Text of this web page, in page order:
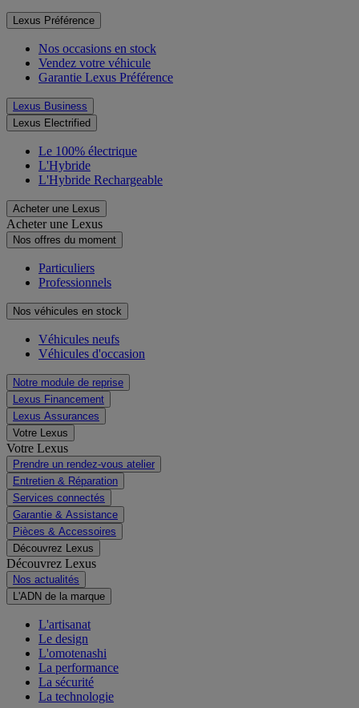
Lexus Préférence
Nos occasions en stock
Vendez votre véhicule
Garantie Lexus Préférence
Lexus Business
Lexus Electrified
Le 100% électrique
L'Hybride
L'Hybride Rechargeable
Acheter une Lexus
Acheter une Lexus
Nos offres du moment
Particuliers
Professionnels
Nos véhicules en stock
Véhicules neufs
Véhicules d'occasion
Notre module de reprise
Lexus Financement
Lexus Assurances
Votre Lexus
Votre Lexus
Prendre un rendez-vous atelier
Entretien & Réparation
Services connectés
Garantie & Assistance
Pièces & Accessoires
Découvrez Lexus
Découvrez Lexus
Nos actualités
L'ADN de la marque
L'artisanat
Le design
L'omotenashi
La performance
La sécurité
La technologie